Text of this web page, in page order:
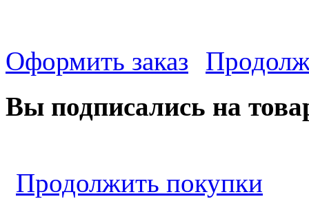
Оформить заказ
Вы подписались на
Продолжить покупки